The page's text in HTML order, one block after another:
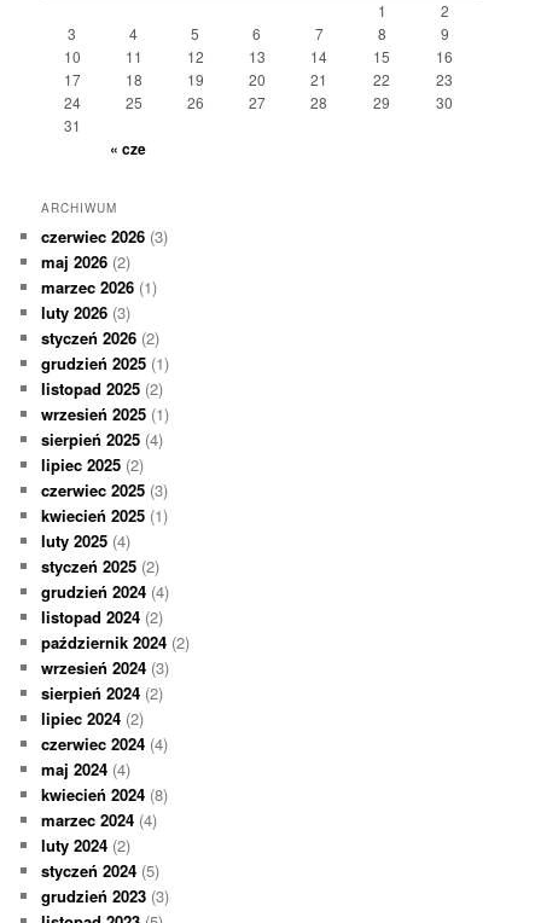
1
2
3
4 5 6 7 8
9
10
11 12 13 14 15
16
17
18 19 20 21 22
23
24
25 26 27 28 29
30
31
« cze
ARCHIWUM
czerwiec 2026 (3)
maj 2026 (2)
marzec 2026 (1)
luty 2026 (3)
styczeń 2026 (2)
grudzień 2025 (1)
listopad 2025 (2)
wrzesień 2025 (1)
sierpień 2025 (4)
lipiec 2025 (2)
czerwiec 2025 (3)
kwiecień 2025 (1)
luty 2025 (4)
styczeń 2025 (2)
grudzień 2024 (4)
listopad 2024 (2)
październik 2024 (2)
wrzesień 2024 (3)
sierpień 2024 (2)
lipiec 2024 (2)
czerwiec 2024 (4)
maj 2024 (4)
kwiecień 2024 (8)
marzec 2024 (4)
luty 2024 (2)
styczeń 2024 (5)
grudzień 2023 (3)